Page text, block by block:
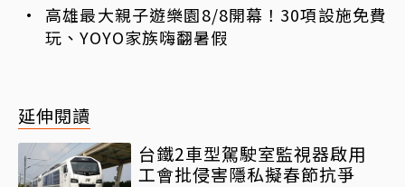
高雄最大親子遊樂園8/8開幕！30項設施免費
玩、YOYO家族嗨翻暑假
延伸閱讀
台鐵2車型駕駛室監視器啟用
工會批侵害隱私擬春節抗爭